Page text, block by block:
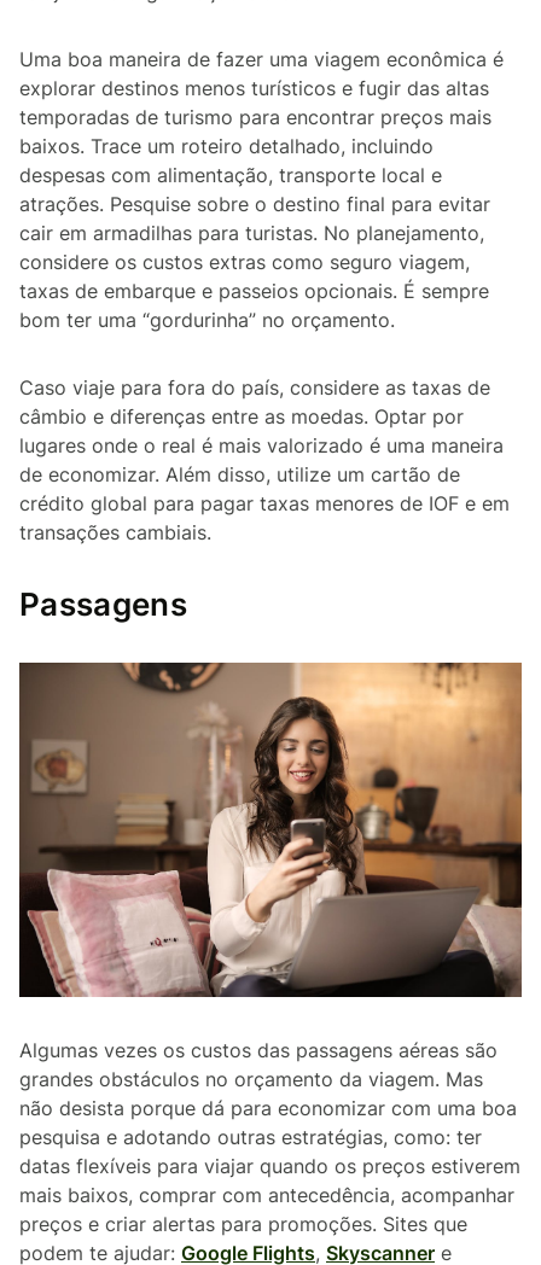
Uma boa maneira de fazer uma viagem econômica é
explorar destinos menos turísticos e fugir das altas
temporadas de turismo para encontrar preços mais
baixos. Trace um roteiro detalhado, incluindo
despesas com alimentação, transporte local e
atrações. Pesquise sobre o destino final para evitar
cair em armadilhas para turistas. No planejamento,
considere os custos extras como seguro viagem,
taxas de embarque e passeios opcionais. É sempre
bom ter uma “gordurinha” no orçamento.
Caso viaje para fora do país, considere as taxas de
câmbio e diferenças entre as moedas. Optar por
lugares onde o real é mais valorizado é uma maneira
de economizar. Além disso, utilize um cartão de
crédito global para pagar taxas menores de IOF e em
transações cambiais.
Passagens
Algumas vezes os custos das passagens aéreas são
grandes obstáculos no orçamento da viagem. Mas
não desista porque dá para economizar com uma boa
pesquisa e adotando outras estratégias, como: ter
datas flexíveis para viajar quando os preços estiverem
mais baixos, comprar com antecedência, acompanhar
preços e criar alertas para promoções. Sites que
podem te ajudar: Google Flights, Skyscanner e